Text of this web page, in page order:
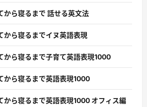
から寝るまで 話せる英文法
から寝るまでイヌ英語表現
から寝るまで子育て英語表現1000
から寝るまで英語表現1000
から寝るまで英語表現1000 オフィス編